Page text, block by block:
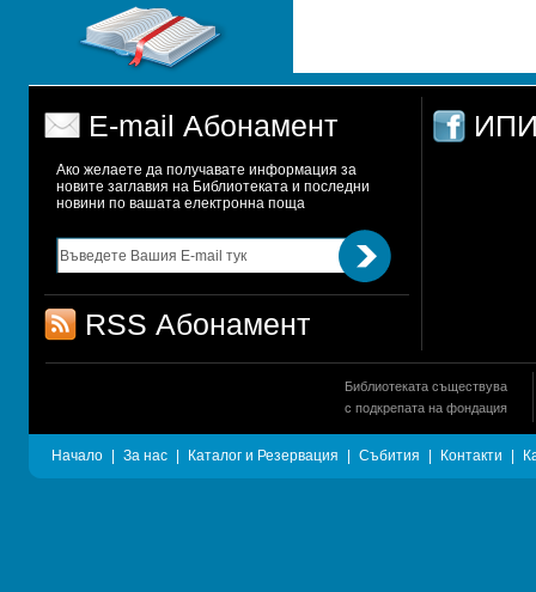
E-mail Абонамент
Ако желаете да получавате информация за
новите заглавия на Библиотеката и последни
новини по вашата електронна поща
RSS Абонамент
ИПИ
Библиотеката съществува
с подкрепата на фондация
Начало За нас Каталог и Резервация Събития Контакти